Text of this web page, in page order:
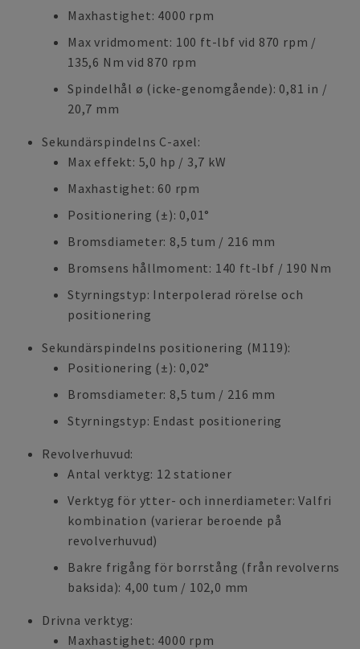
Maxhastighet: 4000 rpm
Max vridmoment: 100 ft-lbf vid 870 rpm /
135,6 Nm vid 870 rpm
Spindelhål ø (icke-genomgående): 0,81 in /
20,7 mm
Sekundärspindelns C-axel:
Max effekt: 5,0 hp / 3,7 kW
Maxhastighet: 60 rpm
Positionering (±): 0,01°
Bromsdiameter: 8,5 tum / 216 mm
Bromsens hållmoment: 140 ft-lbf / 190 Nm
Styrningstyp: Interpolerad rörelse och
positionering
Sekundärspindelns positionering (M119):
Positionering (±): 0,02°
Bromsdiameter: 8,5 tum / 216 mm
Styrningstyp: Endast positionering
Revolverhuvud:
Antal verktyg: 12 stationer
Verktyg för ytter- och innerdiameter: Valfri
kombination (varierar beroende på
revolverhuvud)
Bakre frigång för borrstång (från revolverns
baksida): 4,00 tum / 102,0 mm
Drivna verktyg:
Maxhastighet: 4000 rpm